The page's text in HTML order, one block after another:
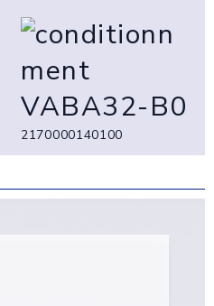
2170000140100